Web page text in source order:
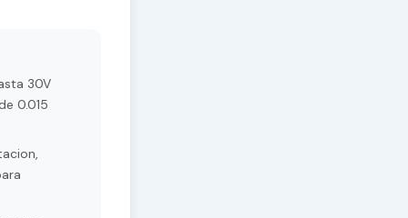
30V
0.015